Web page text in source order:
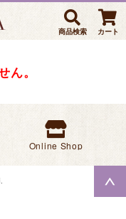
商品検索 カート
ん。
Online Shop